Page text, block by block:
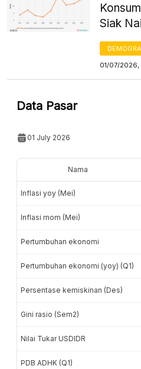
Siak
01/07/2026,
Data Pasar
01 July 2026
Nama
Inflasi yoy (Mei)
Inflasi mom (Mei)
Pertumbuhan ekonomi
Pertumbuhan ekonomi (yoy) (Q1)
Persentase kemiskinan (Des)
Gini rasio (Sem2)
Nilai Tukar USDIDR
PDB ADHK (Q1)